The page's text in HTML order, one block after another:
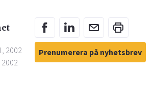
2002
Prenumerera på nyhetsbrev